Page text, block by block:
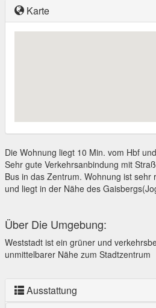
Karte
Die Wohnung liegt 10 Min. vom Hbf
Sehr gute Verkehrsanbindung mit
Bus in das Zentrum. Wohnung ist sehr
und liegt in der Nähe des
Über Die Umgebung:
Weststadt ist ein grüner und
unmittelbarer Nähe zum Stadtzentrum
Ausstattung